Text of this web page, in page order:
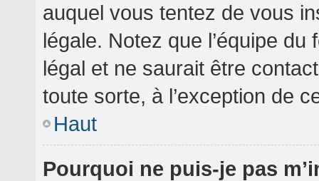
auquel vous tentez de vous
légale. Notez que l’équipe
légal et ne saurait être
toute sorte, à l’exception de
Haut
Pourquoi ne puis-je pas